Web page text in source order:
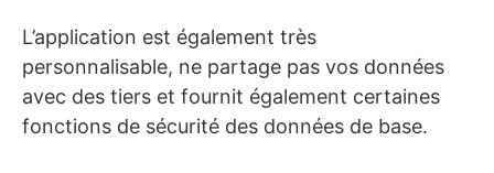
L’application est également très
personnalisable, ne partage pas vos données
avec des tiers et fournit également certaines
fonctions de sécurité des données de base.